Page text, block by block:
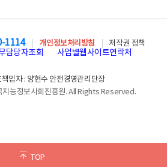
TOP
1114 개인정보처리방침
저작권 정책
담당자조회 사업별웹사이트연락처
임자 : 양현수 안전경영관리단장
능정보사회진흥원. All Rights Reserved.